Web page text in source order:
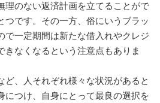
理のない返済計画を立てることがで
つです。その一方、俗にいうブラッ
で一定期間は新たな借入れやクレジ
きなくなるという注意点もありま
ど、人それぞれ様々な状況があると
につけ、自身にとって最良の選択を